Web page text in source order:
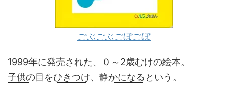
ごぶごぶごぼごぼ
1999年に発売された、０～2歳むけの絵本。
子供の目をひきつけ、静かになる という。